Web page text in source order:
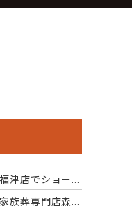
津店でショー...
族葬専門店森...